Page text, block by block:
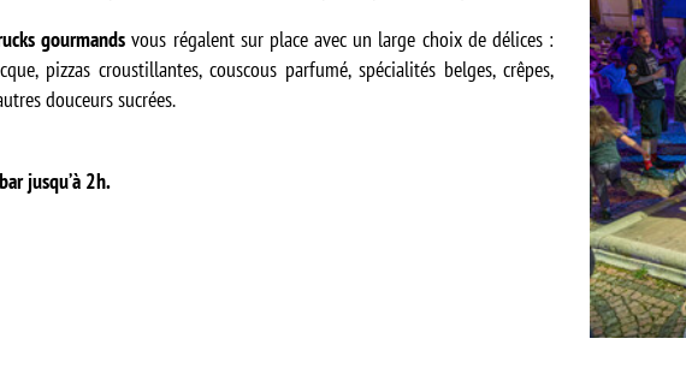
gourmandsvous régalent sur place avec un large choix de délices :
pizzas croustillantes, couscous parfumé, spécialités belges, crêpes,
douceurs sucrées.
jusqu’à 2h.